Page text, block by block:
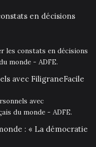
en décisions
les constats en décisions
monde - ADFE.
avec FiligraneFacile
avec
du monde - ADFE.
: « La démocratie